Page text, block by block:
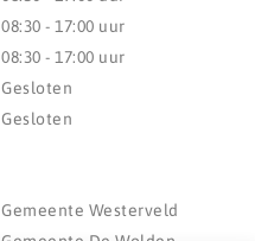
08:30 - 17:00 uur
08:30 - 17:00 uur
Gesloten
Gesloten
Gemeente Westerveld